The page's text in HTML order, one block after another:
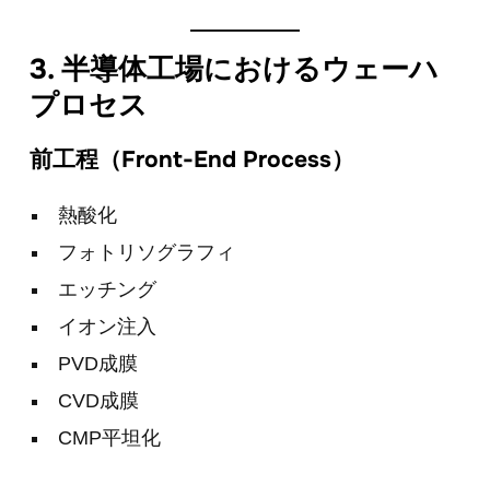
3. 半導体工場におけるウェーハ
プロセス
前工程（Front-End Process）
熱酸化
フォトリソグラフィ
エッチング
イオン注入
PVD成膜
CVD成膜
CMP平坦化